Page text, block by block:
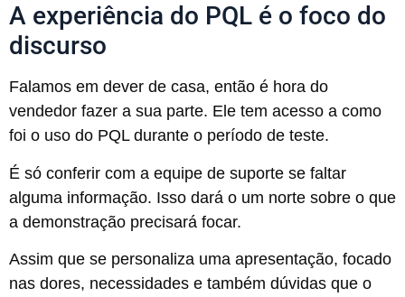
A experiência do PQL é o foco do
discurso
Falamos em dever de casa, então é hora do
vendedor fazer a sua parte. Ele tem acesso a como
foi o uso do PQL durante o período de teste.
É só conferir com a equipe de suporte se faltar
alguma informação. Isso dará o um norte sobre o que
a demonstração precisará focar.
Assim que se personaliza uma apresentação, focado
nas dores, necessidades e também dúvidas que o